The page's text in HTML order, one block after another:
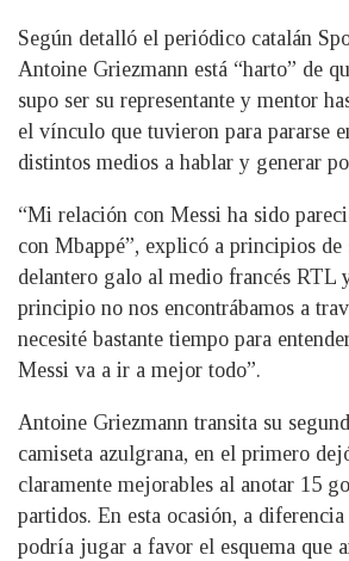
Según detalló el periódico catalán
Antoine Griezmann está “harto” de
supo ser su representante y mentor
el vínculo que tuvieron para pararse
distintos medios a hablar y generar
“Mi relación con Messi ha sido
con Mbappé”, explicó a principios de
delantero galo al medio francés RTL
principio no nos encontrábamos a
necesité bastante tiempo para
Messi va a ir a mejor todo”.
Antoine Griezmann transita su
camiseta azulgrana, en el primero
claramente mejorables al anotar 15
partidos. En esta ocasión, a
podría jugar a favor el esquema que